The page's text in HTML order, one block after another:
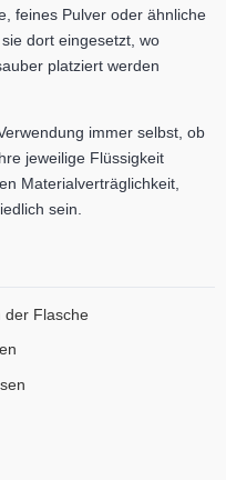
feines Pulver oder ähnliche
dort eingesetzt, wo
platziert werden
immer selbst, ob
jeweilige Flüssigkeit
Materialverträglichkeit,
sein.
der Flasche